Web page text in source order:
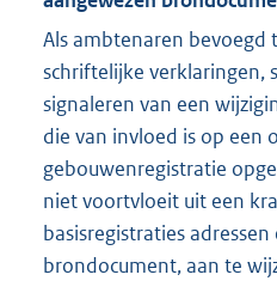
Als ambtenaren
schriftelijke verklaringen,
signaleren van een
die van invloed is op een
gebouwenregistratie
niet voortvloeit uit een
basisregistraties
brondocument, aan te